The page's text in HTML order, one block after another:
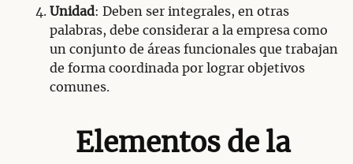
Unidad: Deben ser integrales, en otras
palabras, debe considerar a la empresa como
un conjunto de áreas funcionales que trabajan
de forma coordinada por lograr objetivos
comunes.
Elementos de la